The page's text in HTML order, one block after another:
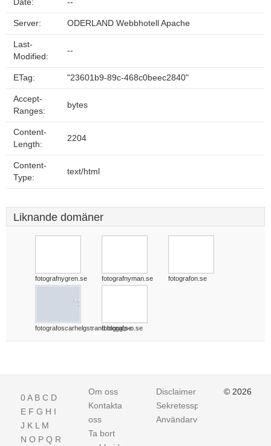
Date: --
Server: ODERLAND Webbhotell Apache
Last-
Modified:
--
ETag: "23601b9-89c-468c0beec2840"
Accept-
Ranges:
bytes
Content-
Length:
2204
Content-
Type:
text/html
Liknande domäner
fotografnygren.se fotografnyman.se fotografon.se
fotografoscarhelgstrand.blogg.se
fotografp-o.se
0A B C D
E F G H I
J K L M
N O P Q R
Om oss
Kontakta
oss
Ta bort
Disclaimer
Sekretesspolicy
Användarvillkor
© 2026